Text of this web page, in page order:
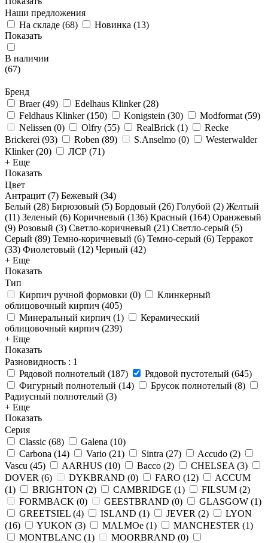
Наши предложения
На складе (68) Новинка (13)
Показать
В наличии
(67)
Бренд
Braer(49) Edelhaus Klinker(28)
Feldhaus Klinker(150) Konigstein (30) Modformat (59)
Nelissen (0) Olfry (55) RealBrick (1)
Recke
Brickerei (93) Roben (89) S.Anselmo (0)
Westerwalder
Klinker(20) ЛСР (71)
+ Еще
Показать
Цвет
Антрацит (7) Бежевый (34)
Белый (28) Бирюзовый (5) Бордовый (26) Голубой (2) Желтый
(11) Зеленый (6) Коричневый (136) Красный (164) Оранжевый
(9) Розовый (3) Светло-коричневый (21) Светло-серый (5)
Серый (89) Темно-коричневый (6) Темно-серый (6) Терракот
(33) Фиолетовый (12) Черный (42)
+ Еще
Показать
Тип
Кирпич ручной формовки (0)
Клинкерный
облицовочный кирпич (405)
Минеральный кирпич (1)
Керамический
облицовочный кирпич (239)
+ Еще
Показать
Разновидность : 1
Рядовой полнотелый (187) Рядовой пустотелый (645)
Фигурный полнотелый (14) Брусок полнотелый (8)
Радиусный полнотелый (3)
+ Еще
Показать
Серия
Classic (68) Galena (10)
Carbona (14) Vario (21) Sintra (27) Accudo (2)
Vascu (45) AARHUS (10) Bacco (2) CHELSEA (3)
DOVER (6) DYKBRAND (0) FARO (12)
ACCUM
(1) BRIGHTON (2) CAMBRIDGE (1) FILSUM (2)
FORMBACK (0) GEESTBRAND (0) GLASGOW (1)
GREETSIEL (4) ISLAND (1) JEVER (2)
LYON
(16) YUKON (3) MALMOe (1) MANCHESTER (1)
MONTBLANC (1) MOORBRAND (0)